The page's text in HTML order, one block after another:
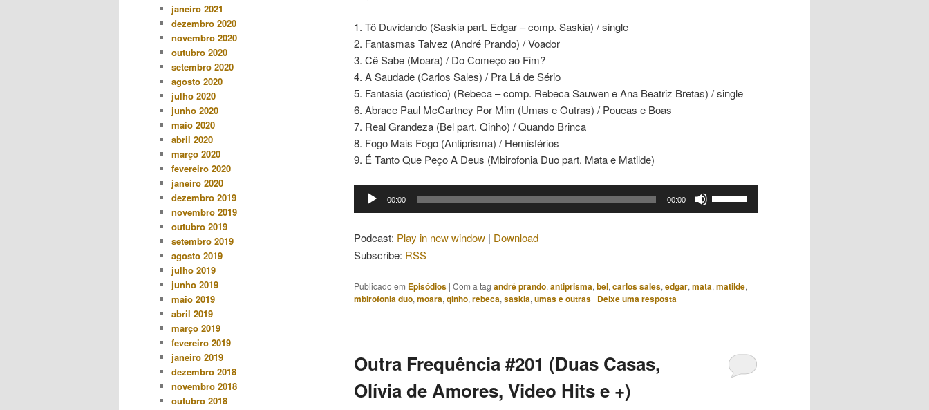
1. Tô Duvidando (Saskia part. Edgar – comp. Saskia) / single
2. Fantasmas Talvez (André Prando) / Voador
3. Cê Sabe (Moara) / Do Começo ao Fim?
4. A Saudade (Carlos Sales) / Pra Lá de Sério
5. Fantasia (acústico) (Rebeca – comp. Rebeca Sauwen e Ana Beatriz Bretas) / single
6. Abrace Paul McCartney Por Mim (Umas e Outras) / Poucas e Boas
7. Real Grandeza (Bel part. Qinho) / Quando Brinca
8. Fogo Mais Fogo (Antiprisma) / Hemisférios
9. É Tanto Que Peço A Deus (Mbirofonia Duo part. Mata e Matilde)
Tocador 00:00 00:00
para
para
diminuir
Podcast: Play in new window | Download
Subscribe: RSS
Publicado em Episódios | Com a tag andré prando, antiprisma, bel, carlos sales, edgar, mata, matilde,
mbirofonia duo, moara, qinho, rebeca, saskia, umas e outras | Deixe uma resposta
Outra Frequência #201 (Duas Casas,
Olívia de Amores, Video Hits e +)
janeiro 2021
dezembro 2020
novembro 2020
outubro 2020
setembro 2020
agosto 2020
julho 2020
junho 2020
maio 2020
abril 2020
março 2020
fevereiro 2020
janeiro 2020
dezembro 2019
novembro 2019
outubro 2019
setembro 2019
agosto 2019
julho 2019
junho 2019
maio 2019
abril 2019
março 2019
fevereiro 2019
janeiro 2019
dezembro 2018
novembro 2018
outubro 2018